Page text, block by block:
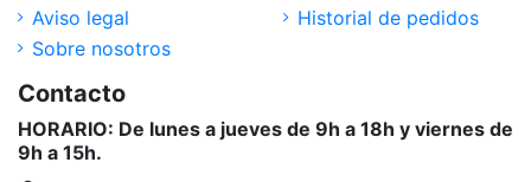
Aviso legal
Sobre nosotros
Historial de pedidos
Contacto
HORARIO: De lunes a jueves de 9h a 18h y viernes de
9h a 15h.